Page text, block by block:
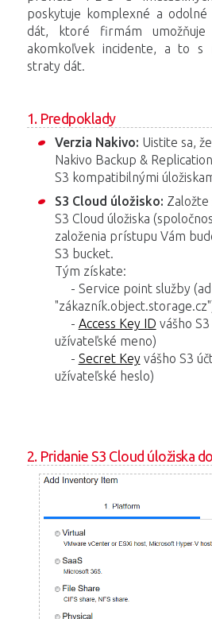
poskytuje komplexné a
dát, ktoré firmám
akomkoľvek incidente, a to s
straty dát.
1. Predpoklady
Verzia Nakivo: Uistite sa,
Nakivo Backup &
S3 kompatibilnými
S3 Cloud úložisko: Založte
S3 Cloud úložiska
založenia prístupu Vám
S3 bucket.
Tým získate:
- Service point služby
- Access Key ID vášho
užívateľské meno)
- Secret Keyvášho S3
užívateľské heslo)
2. Pridanie S3 Cloud úložiska